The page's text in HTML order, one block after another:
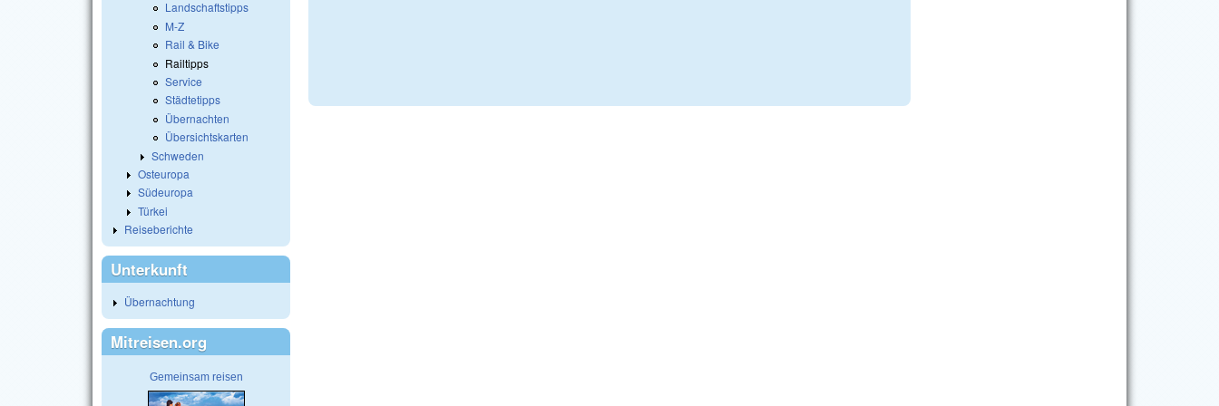
Landschaftstipps
M-Z
Rail & Bike
Railtipps
Service
Städtetipps
Übernachten
Übersichtskarten
Schweden
Osteuropa
Südeuropa
Türkei
Reiseberichte
Unterkunft
Übernachtung
Mitreisen.org
Gemeinsam reisen